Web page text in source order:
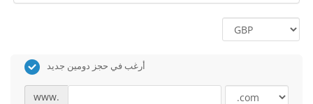
أرغب في حجز دومين جديد
www.